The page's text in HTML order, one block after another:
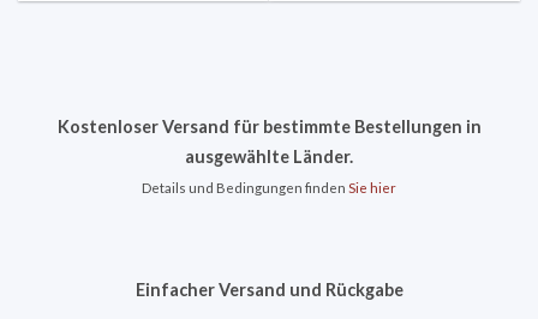
Kostenloser Versand für bestimmte Bestellungen in
ausgewählte Länder.
Details und Bedingungen finden Sie hier
Einfacher Versand und Rückgabe